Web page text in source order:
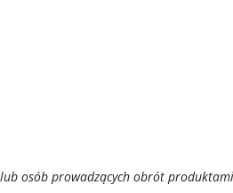
osób prowadzących obrót